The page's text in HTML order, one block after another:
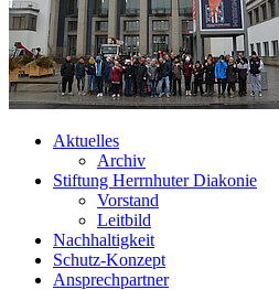
Aktuelles
Archiv
Stiftung Herrnhuter Diakonie
Vorstand
Leitbild
Nachhaltigkeit
Schutz-Konzept
Ansprechpartner